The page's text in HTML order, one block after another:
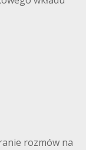
rozmów na